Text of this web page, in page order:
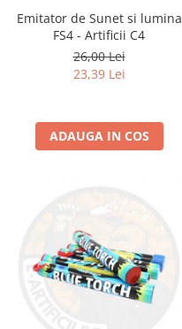
Emitator de Sunet si lumina
FS4 - Artificii C4
26,00 Lei
23,39 Lei
ADAUGA IN COS